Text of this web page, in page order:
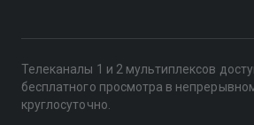
Телеканалы 1 и 2 мультиплексов
бесплатного просмотра в
круглосуточно.